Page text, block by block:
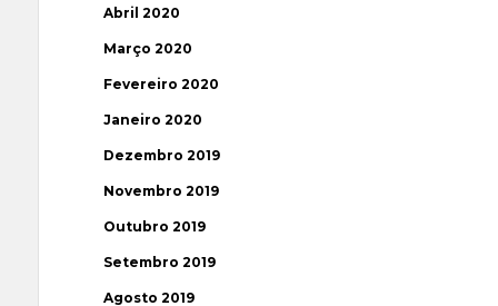
Abril 2020
Março 2020
Fevereiro 2020
Janeiro 2020
Dezembro 2019
Novembro 2019
Outubro 2019
Setembro 2019
Agosto 2019